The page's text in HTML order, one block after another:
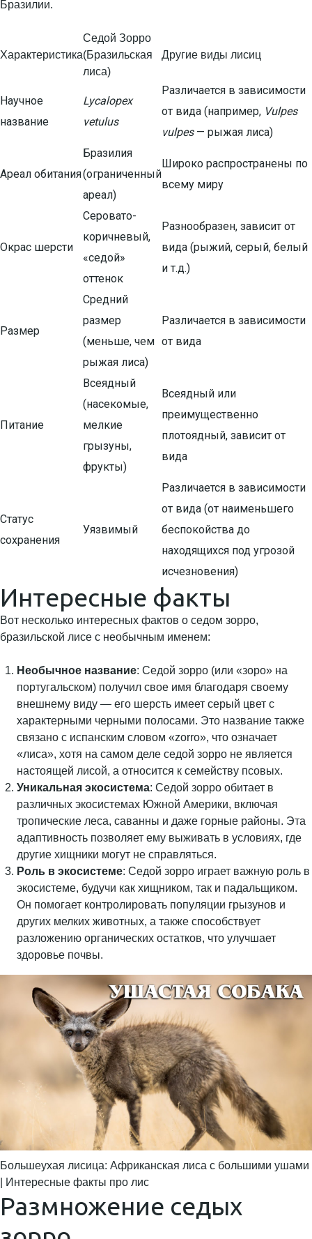
Характеристика
Седой Зорро
(Бразильская
лиса)
Другие виды лисиц
Научное
название
Lycalopex
vetulus
Различается в зависимости
от вида (например, Vulpes
vulpes— рыжая лиса)
Ареал обитания
Бразилия
(ограниченный
ареал)
Широко распространены по
всему миру
Окрас шерсти
Серовато-
коричневый,
«седой»
оттенок
Разнообразен, зависит от
вида (рыжий, серый, белый
и т.д.)
Размер
Средний
размер
(меньше, чем
рыжая лиса)
Различается в зависимости
от вида
Питание
Всеядный
(насекомые,
мелкие
грызуны,
фрукты)
Всеядный или
преимущественно
плотоядный, зависит от
вида
Статус
сохранения
Уязвимый
Различается в зависимости
от вида (от наименьшего
беспокойства до
находящихся под угрозой
исчезновения)
Интересные факты
Вот несколько интересных фактов о седом зорро,
бразильской лисе с необычным именем:
Необычное название: Седой зорро (или «зоро» на
португальском) получил свое имя благодаря своему
внешнему виду — его шерсть имеет серый цвет с
характерными черными полосами. Это название также
связано с испанским словом «zorro», что означает
«лиса», хотя на самом деле седой зорро не является
настоящей лисой, а относится к семейству псовых.
Уникальная экосистема: Седой зорро обитает в
различных экосистемах Южной Америки, включая
тропические леса, саванны и даже горные районы. Эта
адаптивность позволяет ему выживать в условиях, где
другие хищники могут не справляться.
Роль в экосистеме: Седой зорро играет важную роль в
экосистеме, будучи как хищником, так и падальщиком.
Он помогает контролировать популяции грызунов и
других мелких животных, а также способствует
разложению органических остатков, что улучшает
здоровье почвы.
Большеухая лисица: Африканская лиса с большими ушами
| Интересные факты про лис
Размножение седых